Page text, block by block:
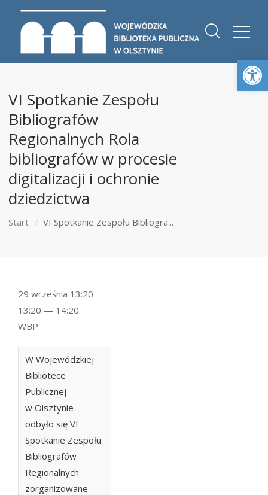
VI Spotkanie Zespołu
Bibliografów
Regionalnych Rola
bibliografów w procesie
digitalizacji i ochronie
dziedzictwa
Start VI Spotkanie Zespołu Bibliogra...
W Wojewódzkiej
Bibliotece
Publicznej
w Olsztynie
odbyło się VI
Spotkanie Zespołu
Bibliografów
Regionalnych
zorganizowane
29 września 13:20
13:20 — 14:20
WBP